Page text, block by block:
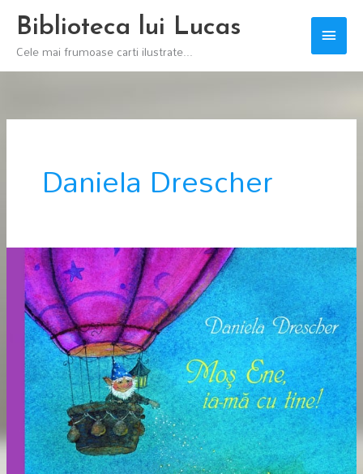
Skip
content
Biblioteca lui Lucas
Cele mai frumoase carti ilustrate...
Main
Daniela Drescher